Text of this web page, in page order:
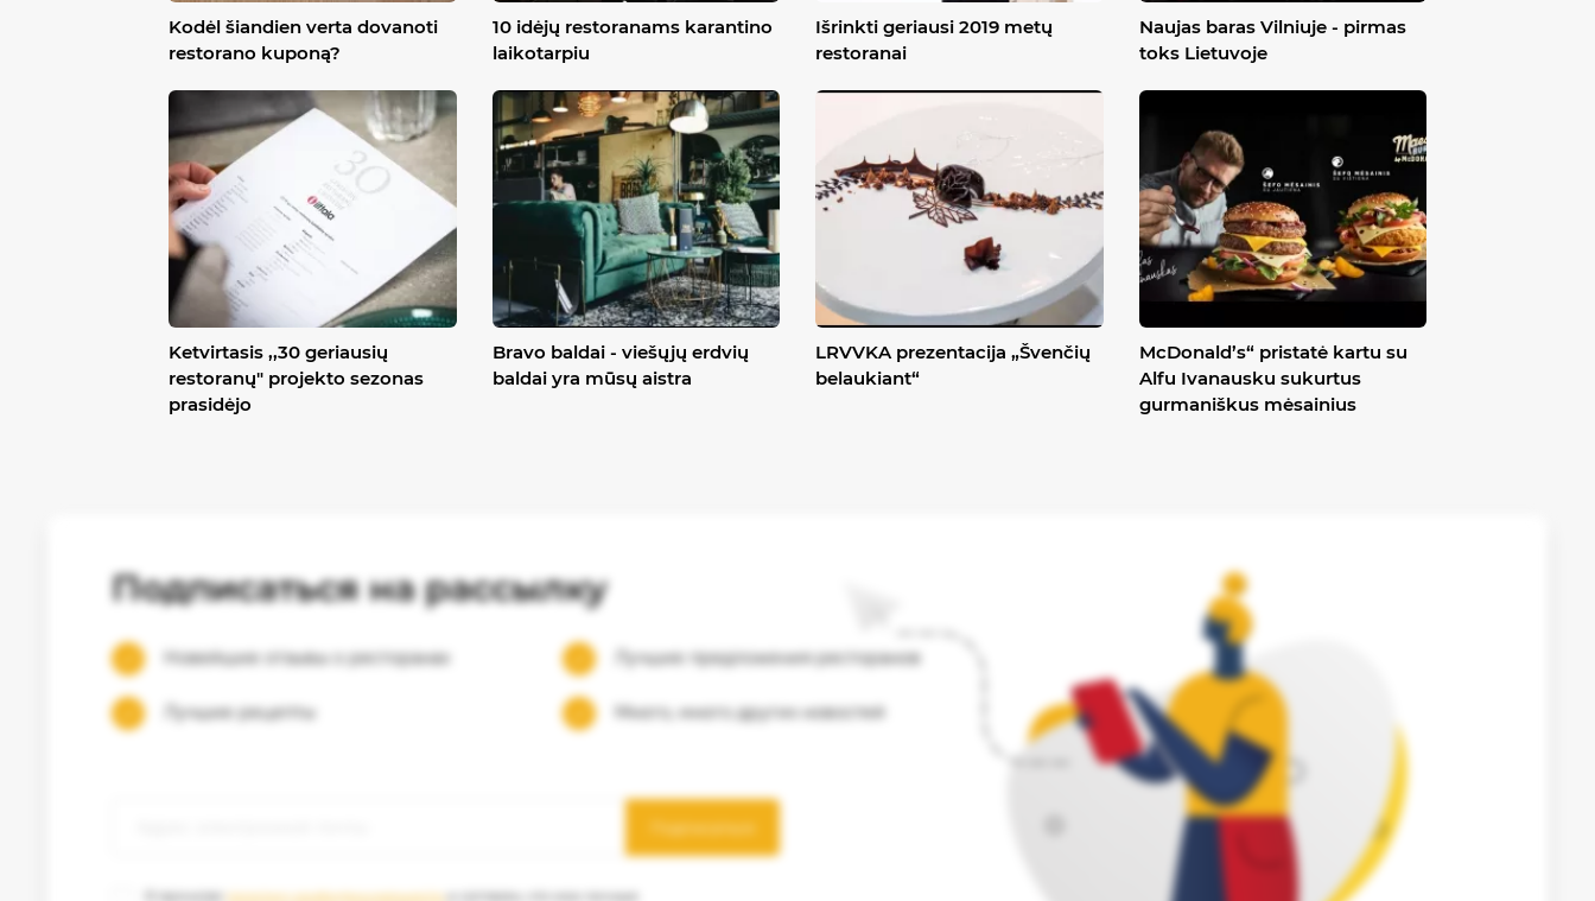
Kodėl šiandien verta dovanoti
restorano kuponą?
10 idėjų restoranams karantino
laikotarpiu
Išrinkti geriausi 2019 metų
restoranai
Naujas baras Vilniuje - pirmas
toks Lietuvoje
Ketvirtasis ,,30 geriausių
restoranų" projekto sezonas
prasidėjo
Bravo baldai - viešųjų erdvių
baldai yra mūsų aistra
LRVVKA prezentacija „Švenčių
belaukiant“
McDonald’s“ pristatė kartu su
Alfu Ivanausku sukurtus
gurmaniškus mėsainius
Подписаться на рассылку
Новейшие отзывы о ресторанах Лучшие предложения ресторанов
Лучшие рецепты Много, много других новостей
Подписаться
политику конфиденциальности